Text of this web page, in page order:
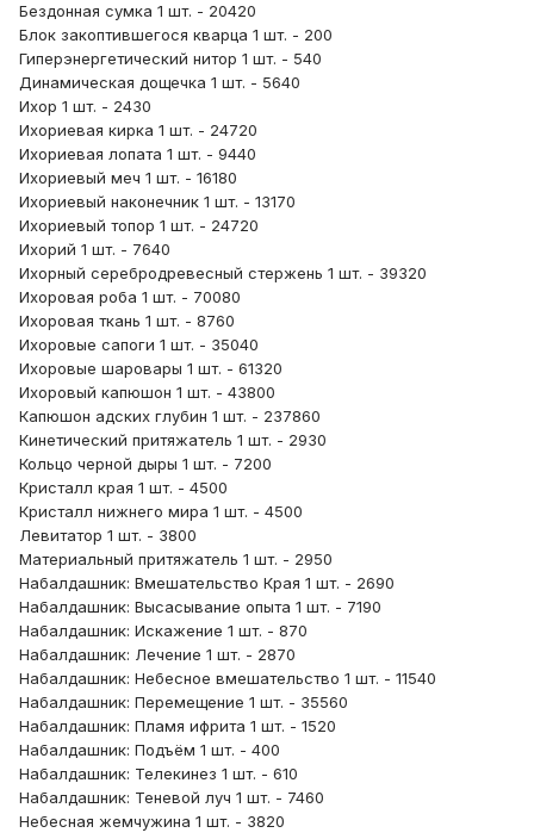
Бездонная сумка 1 шт. - 20420
Блок закоптившегося кварца 1 шт. - 200
Гиперэнергетический нитор 1 шт. - 540
Динамическая дощечка 1 шт. - 5640
Ихор 1 шт. - 2430
Ихориевая кирка 1 шт. - 24720
Ихориевая лопата 1 шт. - 9440
Ихориевый меч 1 шт. - 16180
Ихориевый наконечник 1 шт. - 13170
Ихориевый топор 1 шт. - 24720
Ихорий 1 шт. - 7640
Ихорный серебродревесный стержень 1 шт. - 39320
Ихоровая роба 1 шт. - 70080
Ихоровая ткань 1 шт. - 8760
Ихоровые сапоги 1 шт. - 35040
Ихоровые шаровары 1 шт. - 61320
Ихоровый капюшон 1 шт. - 43800
Капюшон адских глубин 1 шт. - 237860
Кинетический притяжатель 1 шт. - 2930
Кольцо черной дыры 1 шт. - 7200
Кристалл края 1 шт. - 4500
Кристалл нижнего мира 1 шт. - 4500
Левитатор 1 шт. - 3800
Материальный притяжатель 1 шт. - 2950
Набалдашник: Вмешательство Края 1 шт. - 2690
Набалдашник: Высасывание опыта 1 шт. - 7190
Набалдашник: Искажение 1 шт. - 870
Набалдашник: Лечение 1 шт. - 2870
Набалдашник: Небесное вмешательство 1 шт. - 11540
Набалдашник: Перемещение 1 шт. - 35560
Набалдашник: Пламя ифрита 1 шт. - 1520
Набалдашник: Подъём 1 шт. - 400
Набалдашник: Телекинез 1 шт. - 610
Набалдашник: Теневой луч 1 шт. - 7460
Небесная жемчужина 1 шт. - 3820